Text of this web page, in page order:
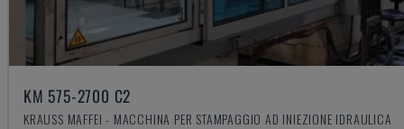
KM 575-2700 C2
KRAUSS MAFFEI - MACCHINA PER STAMPAGGIO AD INIEZIONE IDRAULICA